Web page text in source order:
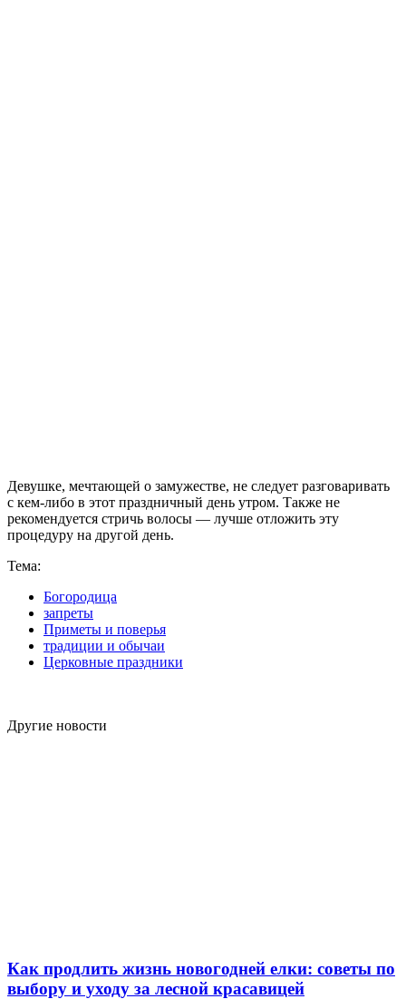
Девушке, мечтающей о замужестве, не следует разговаривать
с кем-либо в этот праздничный день утром. Также не
рекомендуется стричь волосы — лучше отложить эту
процедуру на другой день.
Тема:
Богородица
запреты
Приметы и поверья
традиции и обычаи
Церковные праздники
Другие новости
Как продлить жизнь новогодней елки: советы по
выбору и уходу за лесной красавицей